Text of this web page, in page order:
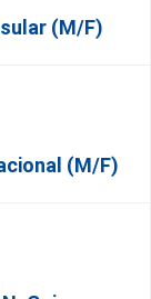
(m/f)
(m/f)